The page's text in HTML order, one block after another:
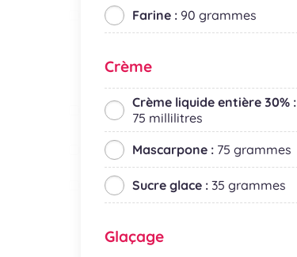
Farine : 90 grammes
Crème
Crème liquide entière 30% :
75 millilitres
Mascarpone : 75 grammes
Sucre glace : 35 grammes
Glaçage